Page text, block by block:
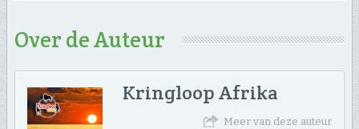
Over de Auteur
Kringloop Afrika
Meer van deze auteur